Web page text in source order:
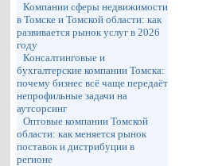
Компании сферы недвижимости
в Томске и Томской области: как
развивается рынок услуг в 2026
году
Консалтинговые и
бухгалтерские компании Томска:
почему бизнес всё чаще передаёт
непрофильные задачи на
аутсорсинг
Оптовые компании Томской
области: как меняется рынок
поставок и дистрибуции в
регионе